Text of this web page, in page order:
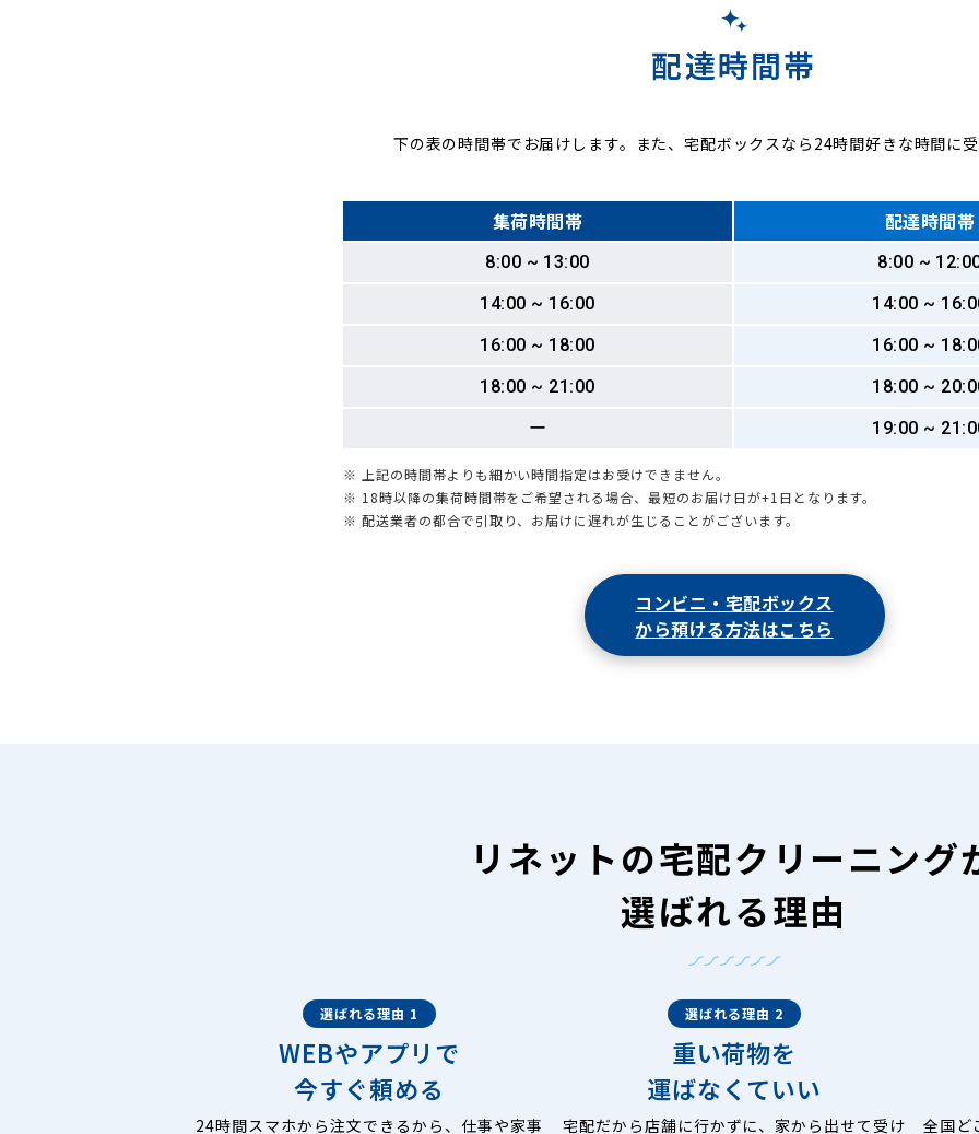
配達時間帯
下の表の時間帯でお届けします。また、宅配ボックスなら24時間好きな時間に
集荷時間帯 配達時間帯
8:00 ~ 13:00
8:00 ~
14:00 ~ 16:00
14:00 ~
16:00 ~ 18:00
16:00 ~
18:00 ~ 21:00
18:00 ~
ー
19:00 ~
※ 上記の時間帯よりも細かい時間指定はお受けできません。
※ 18時以降の集荷時間帯をご希望される場合、最短のお届け日が+1日となります。
※ 配送業者の都合で引取り、お届けに遅れが生じることがございます。
コンビニ・宅配ボックス
から預ける方法はこちら
リネットの宅配クリーニング
選ばれる理由
選ばれる理由 1
WEBやアプリで
今すぐ頼める
24時間スマホから注文できるから、仕事や家事
選ばれる理由 2
重い荷物を
運ばなくていい
宅配だから店舗に行かずに、家から出せて受け
全国ど